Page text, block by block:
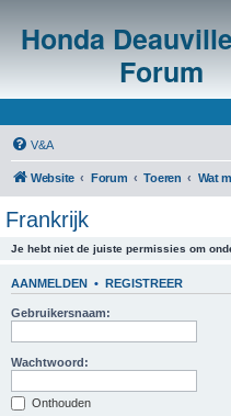
Honda
Forum
V&A
Website Forum Toeren
Frankrijk
Je hebt niet de juiste permissies om
AANMELDEN • REGISTREER
Gebruikersnaam:
Wachtwoord:
Onthouden